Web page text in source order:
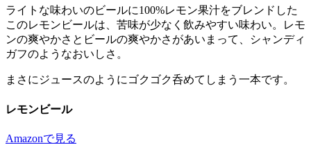
ライトな味わいのビールに100%レモン果汁をブレンドした
このレモンビールは、苦味が少なく飲みやすい味わい。レモ
ンの爽やかさとビールの爽やかさがあいまって、シャンディ
ガフのようなおいしさ。
まさにジュースのようにゴクゴク呑めてしまう一本です。
レモンビール
Amazonで見る